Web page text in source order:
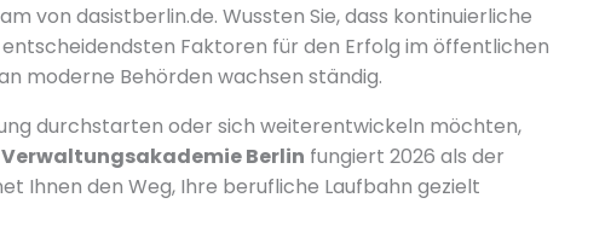
von dasistberlin.de. Wussten Sie, dass kontinuierliche
Faktoren für den Erfolg im öffentlichen
moderne Behörden wachsen ständig.
durchstarten oder sich weiterentwickeln möchten,
Verwaltungsakademie Berlin fungiert 2026 als der
Ihnen den Weg, Ihre berufliche Laufbahn gezielt